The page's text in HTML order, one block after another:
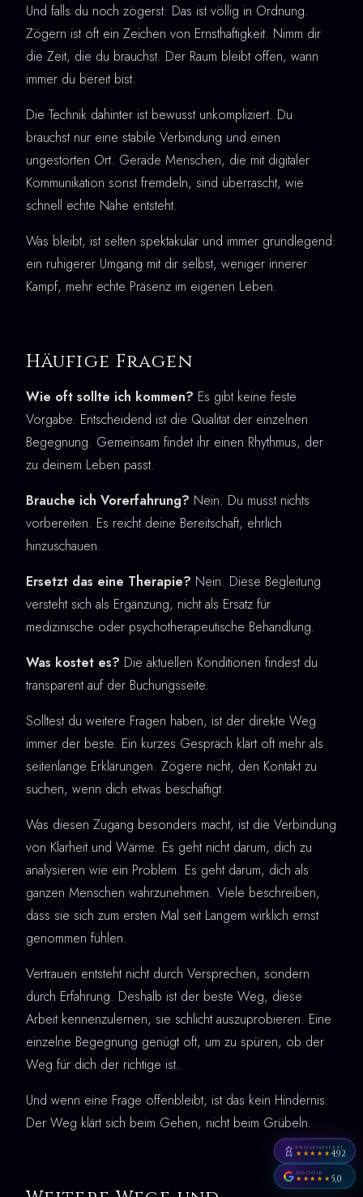
Und falls du noch zögerst: Das ist völlig in Ordnung.
Zögern ist oft ein Zeichen von Ernsthaftigkeit. Nimm dir
die Zeit, die du brauchst. Der Raum bleibt offen, wann
immer du bereit bist.
Die Technik dahinter ist bewusst unkompliziert. Du
brauchst nur eine stabile Verbindung und einen
ungestörten Ort. Gerade Menschen, die mit digitaler
Kommunikation sonst fremdeln, sind überrascht, wie
schnell echte Nähe entsteht.
Was bleibt, ist selten spektakulär und immer grundlegend:
ein ruhigerer Umgang mit dir selbst, weniger innerer
Kampf, mehr echte Präsenz im eigenen Leben.
Häufige Fragen
Wie oft sollte ich kommen? Es gibt keine feste
Vorgabe. Entscheidend ist die Qualität der einzelnen
Begegnung. Gemeinsam findet ihr einen Rhythmus, der
zu deinem Leben passt.
Brauche ich Vorerfahrung? Nein. Du musst nichts
vorbereiten. Es reicht deine Bereitschaft, ehrlich
hinzuschauen.
Ersetzt das eine Therapie? Nein. Diese Begleitung
versteht sich als Ergänzung, nicht als Ersatz für
medizinische oder psychotherapeutische Behandlung.
Was kostet es? Die aktuellen Konditionen findest du
transparent auf der Buchungsseite.
Solltest du weitere Fragen haben, ist der direkte Weg
immer der beste. Ein kurzes Gespräch klärt oft mehr als
seitenlange Erklärungen. Zögere nicht, den Kontakt zu
suchen, wenn dich etwas beschäftigt.
Was diesen Zugang besonders macht, ist die Verbindung
von Klarheit und Wärme. Es geht nicht darum, dich zu
analysieren wie ein Problem. Es geht darum, dich als
ganzen Menschen wahrzunehmen. Viele beschreiben,
dass sie sich zum ersten Mal seit Langem wirklich ernst
genommen fühlen.
Vertrauen entsteht nicht durch Versprechen, sondern
durch Erfahrung. Deshalb ist der beste Weg, diese
Arbeit kennenzulernen, sie schlicht auszuprobieren. Eine
einzelne Begegnung genügt oft, um zu spüren, ob der
Weg für dich der richtige ist.
Und wenn eine Frage offenbleibt, ist das kein Hindernis.
Der Weg klärt sich beim Gehen, nicht beim Grübeln.
PROVENEXPERT
★★★★★4,92
GOOGLE
★★★★★5,0